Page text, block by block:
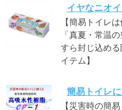
イヤなニオ
【簡易トイレ
「真夏・常温
すら封じ込め
イテム】
簡易トイレ
【災害時の簡